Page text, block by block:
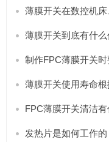
薄膜开关在数控机
薄膜开关到底有什么
制作FPC薄膜开关
薄膜开关使用寿命
FPC薄膜开关清洁
发热片是如何工作的